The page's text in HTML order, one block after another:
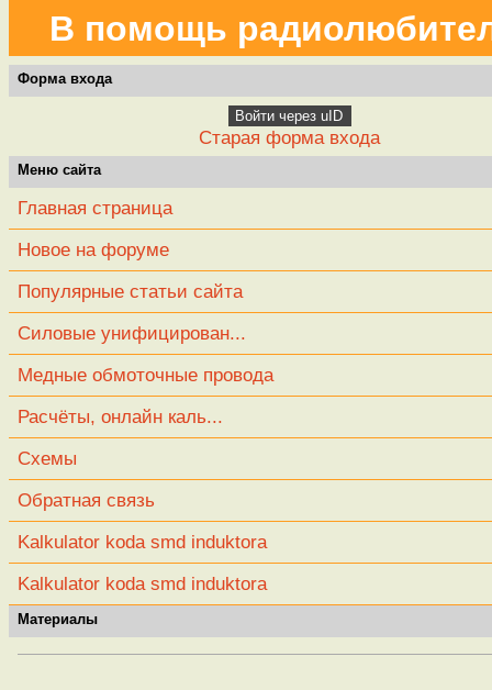
В помощь
Форма входа
Войти через uID
Старая форма входа
Меню сайта
Главная страница
Новое на форуме
Популярные статьи сайта
Силовые унифицирован...
Медные обмоточные провода
Расчёты, онлайн каль...
Схемы
Обратная связь
Kalkulator koda smd induktora
Kalkulator koda smd induktora
Материалы